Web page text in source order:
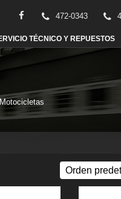
472-0343
TÉCNICO Y REPUESTOS